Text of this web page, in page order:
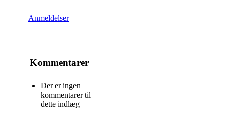
Anmeldelser
Kommentarer
Der er ingen
kommentarer til
dette indlæg